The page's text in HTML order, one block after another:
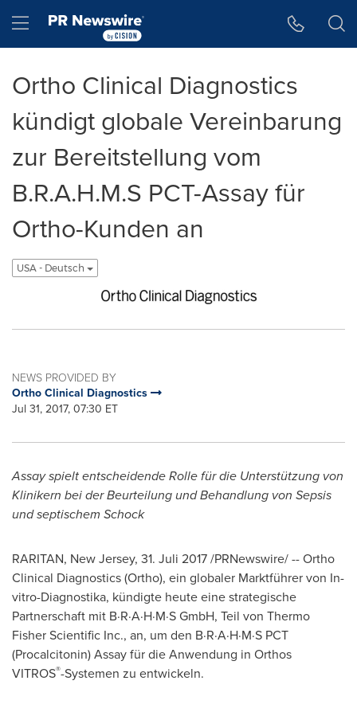
Hamburger menu
Ortho Clinical Diagnostics
kündigt globale Vereinbarung
zur Bereitstellung vom
B.R.A.H.M.S PCT-Assay für
Ortho-Kunden an
USA - Deutsch
NEWS PROVIDED BY
Ortho Clinical Diagnostics
Jul 31, 2017, 07:30 ET
Assay spielt entscheidende Rolle für die Unterstützung von
Klinikern bei der Beurteilung und Behandlung von Sepsis
und septischem Schock
RARITAN, New Jersey, 31. Juli 2017 /PRNewswire/ -- Ortho
Clinical Diagnostics (Ortho), ein globaler Marktführer von In-
vitro-Diagnostika, kündigte heute eine strategische
Partnerschaft mit B·R·A·H·M·S GmbH, Teil von Thermo
Fisher Scientific Inc., an, um den B·R·A·H·M·S PCT
(Procalcitonin) Assay für die Anwendung in Orthos
VITROS®-Systemen zu entwickeln.